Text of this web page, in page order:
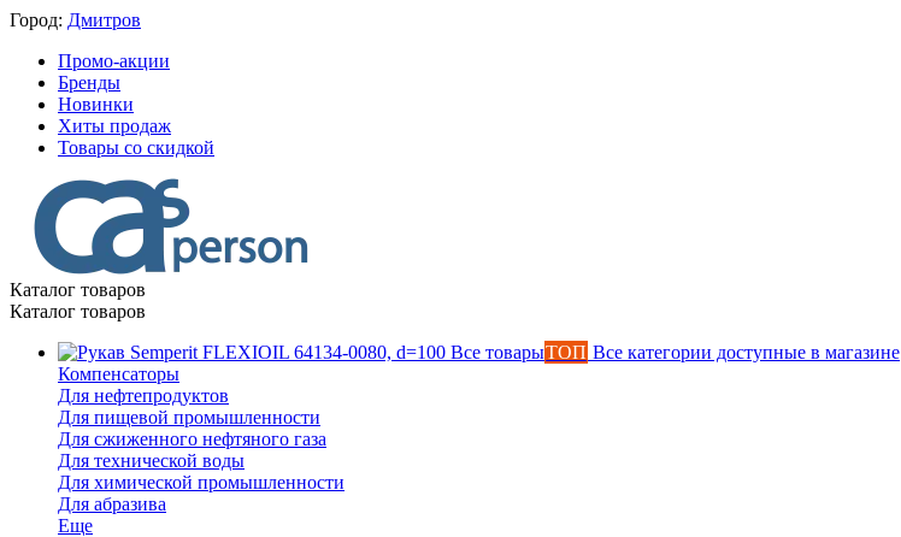
Город: Дмитров
Промо-акции
Бренды
Новинки
Хиты продаж
Товары со скидкой
Каталог товаров
Каталог товаров
Все товарыТОП Все категории доступные в магазине
Компенсаторы
Для нефтепродуктов
Для пищевой промышленности
Для сжиженного нефтяного газа
Для технической воды
Для химической промышленности
Для абразива
Еще